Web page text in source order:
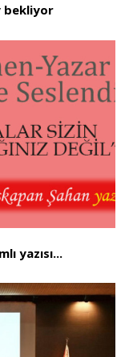
bekliyor
yazısı...